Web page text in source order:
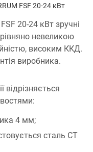
FSF 20-24 кВт
20-24 кВт зручні
невеликою
високим ККД.
виробника.
відрізняється
4 мм;
сталь СТ